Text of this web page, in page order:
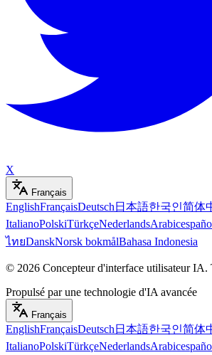
X
Français
EnglishFrançaisDeutsch 日本語한국인简体
ItalianoPolskiTürkçeNederlandsArabic
ไทยDanskNorsk bokmålBahasa Indonesia
© 2026 Concepteur d'interface utilisateur IA.
Propulsé par une technologie d'IA avancée
Français
EnglishFrançaisDeutsch 日本語한국인简体
ItalianoPolskiTürkçeNederlandsArabic